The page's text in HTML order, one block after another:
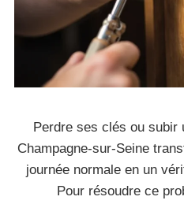
Perdre ses clés ou subir
Champagne-sur-Seine
journée normale en un
Pour résoudre ce